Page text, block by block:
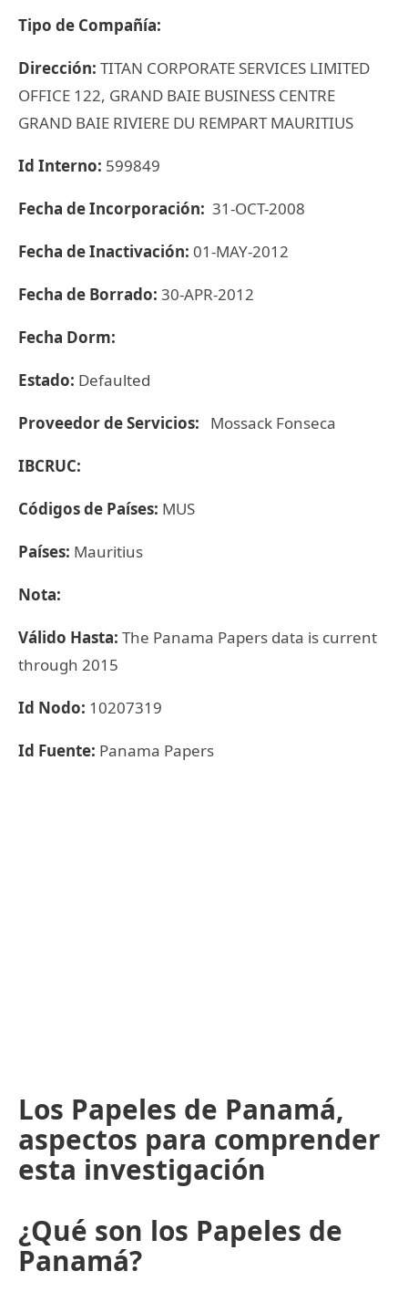
Tipo de Compañía:
Dirección: TITAN CORPORATE SERVICES LIMITED
OFFICE 122, GRAND BAIE BUSINESS CENTRE
GRAND BAIE RIVIERE DU REMPART MAURITIUS
Id Interno: 599849
Fecha de Incorporación: 31-OCT-2008
Fecha de Inactivación: 01-MAY-2012
Fecha de Borrado: 30-APR-2012
Fecha Dorm:
Estado: Defaulted
Proveedor de Servicios: Mossack Fonseca
IBCRUC:
Códigos de Países: MUS
Países: Mauritius
Nota:
Válido Hasta: The Panama Papers data is current
through 2015
Id Nodo: 10207319
Id Fuente: Panama Papers
Los Papeles de Panamá,
aspectos para comprender
esta investigación
¿Qué son los Papeles de
Panamá?